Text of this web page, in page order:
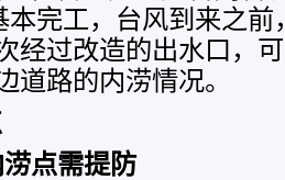
本完工，台风到来之
经过改造的出水口，
道路的内涝情况。
点需提防